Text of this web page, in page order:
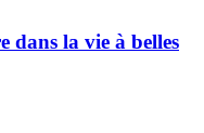
dans la vie à belles